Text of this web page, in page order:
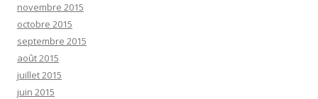
novembre 2015
octobre 2015
septembre 2015
août 2015
juillet 2015
juin 2015